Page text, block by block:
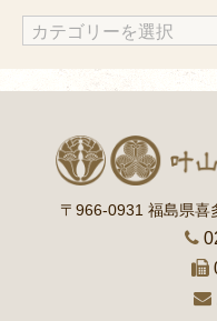
カ
ゴ
〒966-0931 福島県喜